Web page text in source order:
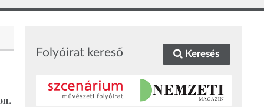
Folyóirat kereső Keresés